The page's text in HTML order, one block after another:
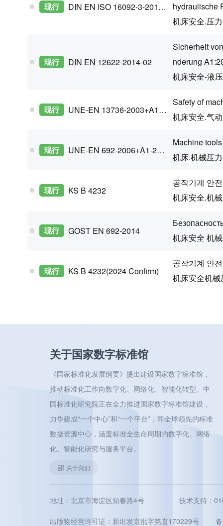
现行 DIN EN ISO 16092-3-2019-08
hydraulische
机床安全.压
现行 DIN EN 12622-2014-02
Sicherheit
nderung
机床安全-液
现行 UNE-EN 13736-2003+A1-2009
Safety of
机床安全.气
现行 UNE-EN 692-2006+A1-2009
Machine
机床.机械压
现行 KS B 4232
공작기계 안
机床安全.机
现行 GOST EN 692-2014
机床安全 机
现行 KS B 4232(2024 Confirm)
공작기계 안
机床安全机械
关于国家数字标准馆
《国家标准化发展纲要》提出建设国家数字标准馆，
推动标准化工作向数字化、网络化、智能化转型。中
国标准化研究院正在全力推进国家数字标准馆建设，
力争建成“一个中心”和“一个平台”，即全球领先的标准
数据资源中心，涵盖标准全生命周期的数字化、网络
化、智能化研究与服务平台。
关于我们
地址：北京市海淀区知春路4号 技术支持：
出版物经营许可证：新出发京批字第直170229号